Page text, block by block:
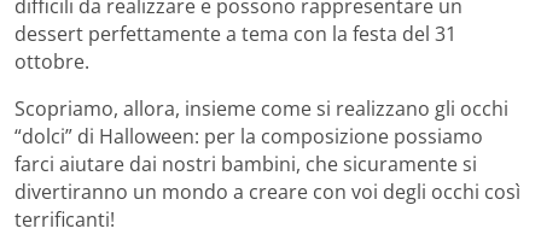
difficili da realizzare e possono rappresentare un
dessert perfettamente a tema con la festa del 31
ottobre.
Scopriamo, allora, insieme come si realizzano gli occhi
“dolci” di Halloween: per la composizione possiamo
farci aiutare dai nostri bambini, che sicuramente si
divertiranno un mondo a creare con voi degli occhi così
terrificanti!